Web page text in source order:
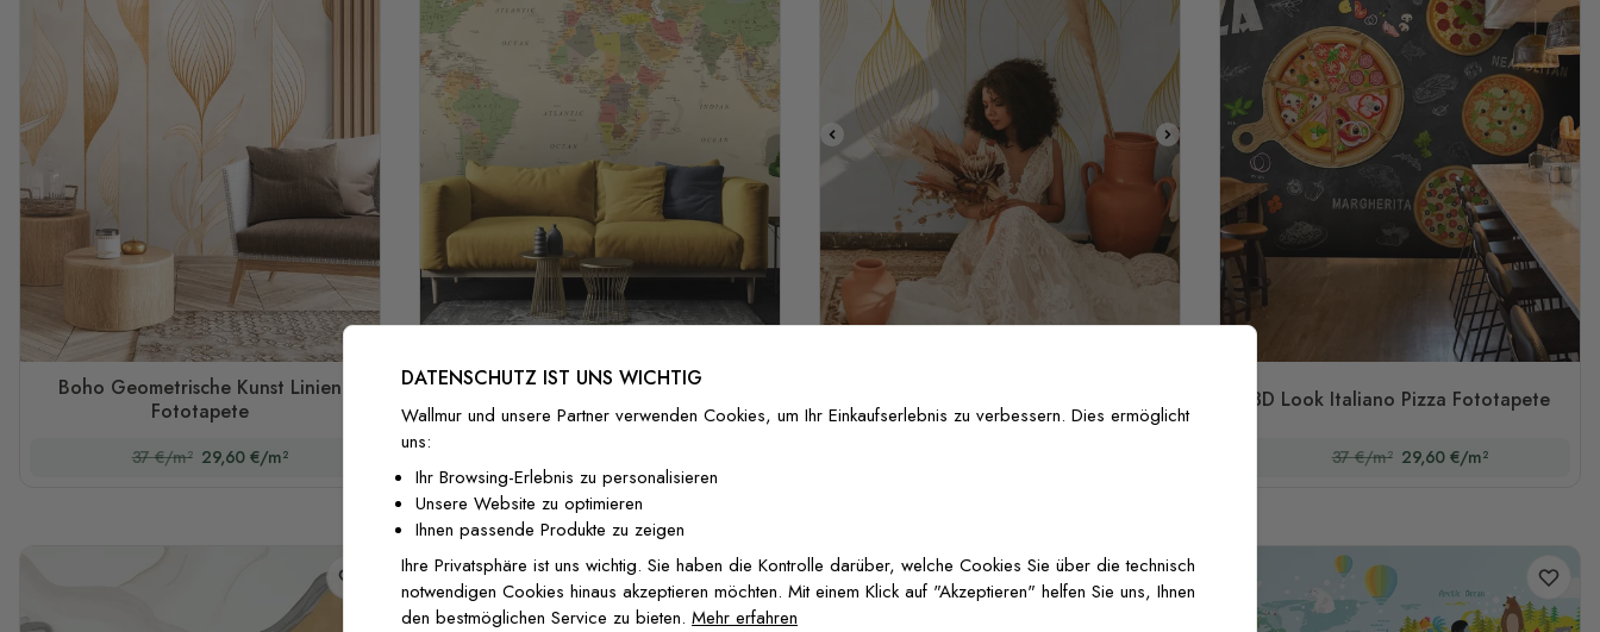
Boho Geometrische Kunst Linien
Fototapete
37 €/m² 29,60 €/m²
Farbenfrohe Politische Weltkarte
Fototapete
Fototapete
3D Look Italiano Pizza Fototapete
37 €/m² 29,60 €/m²
DATENSCHUTZ IST UNS WICHTIG
Wallmur und unsere Partner verwenden Cookies, um Ihr Einkaufserlebnis zu verbessern. Dies ermöglicht
uns:
Ihr Browsing-Erlebnis zu personalisieren
Unsere Website zu optimieren
Ihnen passende Produkte zu zeigen
Ihre Privatsphäre ist uns wichtig. Sie haben die Kontrolle darüber, welche Cookies Sie über die technisch
notwendigen Cookies hinaus akzeptieren möchten. Mit einem Klick auf "Akzeptieren" helfen Sie uns, Ihnen
den bestmöglichen Service zu bieten. Mehr erfahren